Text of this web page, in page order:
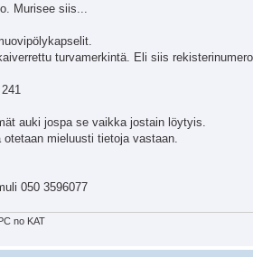
Murisee siis...
turvamerkintä. Eli siis
auki jospa se vaikka jostain löytyis.
otetaan mieluusti tietoja vastaan.
050 3596077
no KAT